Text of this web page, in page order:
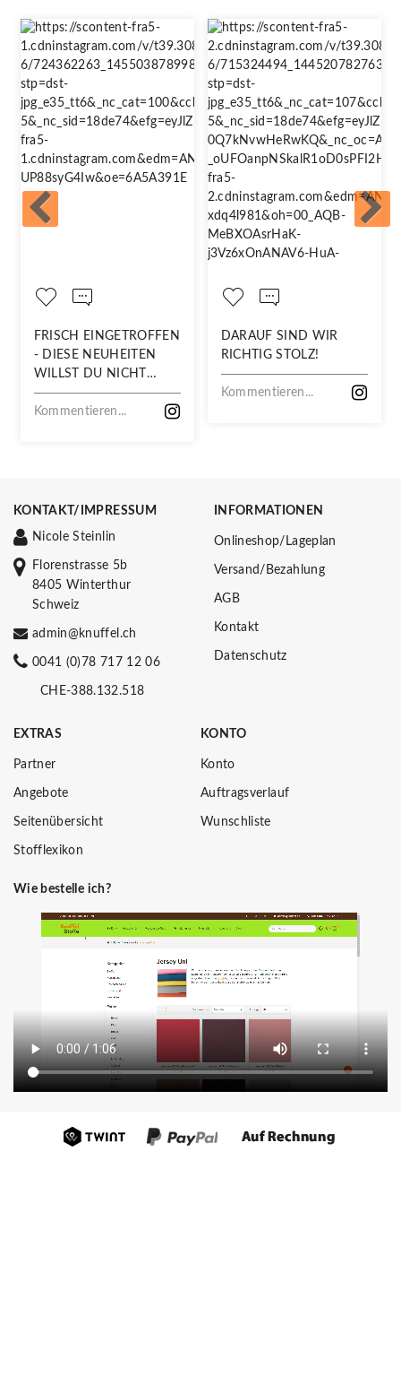
FRISCH EINGETROFFEN
- DIESE NEUHEITEN
WILLST DU NICHT
VERPASSEN!
Kommentieren...
DARAUF SIND WIR
RICHTIG STOLZ!
Kommentieren...
KONTAKT/IMPRESSUM
Nicole Steinlin
Florenstrasse 5b
8405 Winterthur
Schweiz
admin@knuffel.ch
0041 (0)78 717 12 06
CHE-388.132.518
INFORMATIONEN
Onlineshop/Lageplan
Versand/Bezahlung
AGB
Kontakt
Datenschutz
EXTRAS
Partner
Angebote
Seitenübersicht
Stofflexikon
KONTO
Konto
Auftragsverlauf
Wunschliste
Wie bestelle ich?